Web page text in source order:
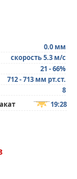
0.0 мм
скорость 5.3 м/с
21 - 66%
712 - 713 мм рт.ст.
8
19:28